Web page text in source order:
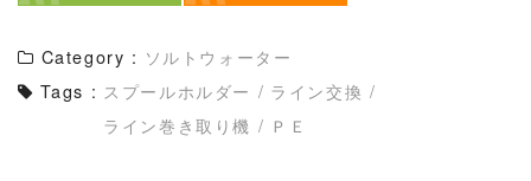
Category : ソルトウォーター
Tags : スプールホルダー / ライン交換 /
ライン巻き取り機 / ＰＥ